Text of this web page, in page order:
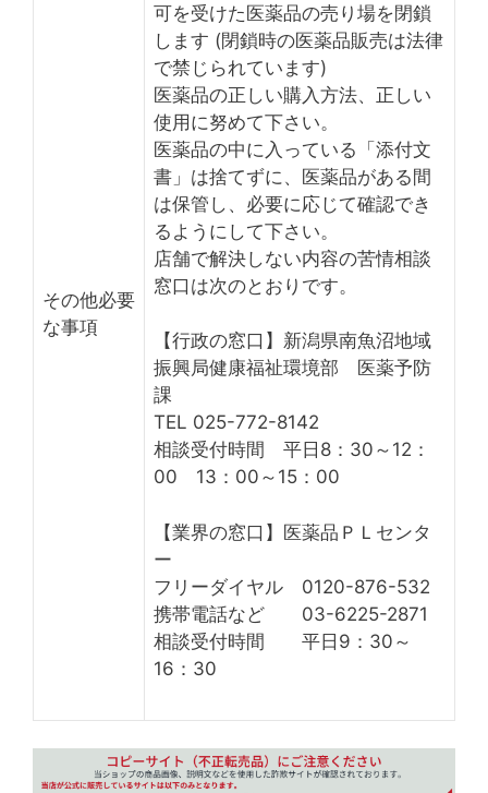
その他必要
な事項
可を受けた医薬品の売り場を閉鎖
します (閉鎖時の医薬品販売は法律
で禁じられています)
医薬品の正しい購入方法、正しい
使用に努めて下さい。
医薬品の中に入っている「添付文
書」は捨てずに、医薬品がある間
は保管し、必要に応じて確認でき
るようにして下さい。
店舗で解決しない内容の苦情相談
窓口は次のとおりです。
【行政の窓口】新潟県南魚沼地域
振興局健康福祉環境部 医薬予防
課
TEL 025-772-8142
相談受付時間 平日8：30～12：
00 13：00～15：00
【業界の窓口】医薬品ＰＬセンタ
ー
フリーダイヤル 0120-876-532
携帯電話など 03-6225-2871
相談受付時間 平日9：30～
16：30